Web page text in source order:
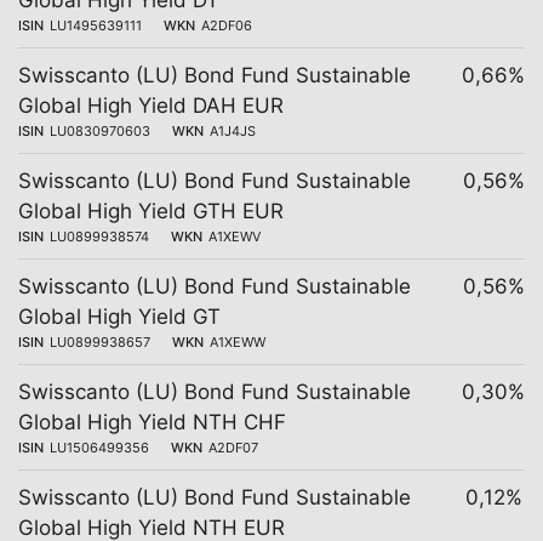
ISIN LU1495639111 WKN A2DF06
Swisscanto (LU) Bond Fund Sustainable
Global High Yield DAH EUR
ISIN LU0830970603 WKN A1J4JS
0,66%
Swisscanto (LU) Bond Fund Sustainable
Global High Yield GTH EUR
ISIN LU0899938574 WKN A1XEWV
0,56%
Swisscanto (LU) Bond Fund Sustainable
Global High Yield GT
ISIN LU0899938657 WKN A1XEWW
0,56%
Swisscanto (LU) Bond Fund Sustainable
Global High Yield NTH CHF
ISIN LU1506499356 WKN A2DF07
0,30%
Swisscanto (LU) Bond Fund Sustainable
Global High Yield NTH EUR
0,12%